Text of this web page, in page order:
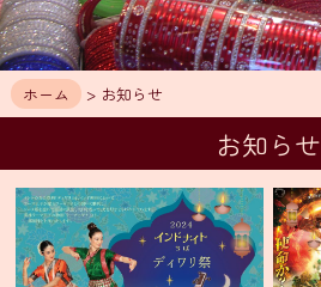
お
知
ら
メ
ニ
ュ
ー・
通
販
ホーム > お知らせ
お知らせ